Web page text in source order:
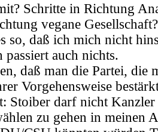
Schritte in Richtung
vegane Gesellschaft?
so, daß ich mich nicht
auch nichts.
daß man die Partei, die
Vorgehensweise
Stoiber darf nicht
zu gehen in meinen